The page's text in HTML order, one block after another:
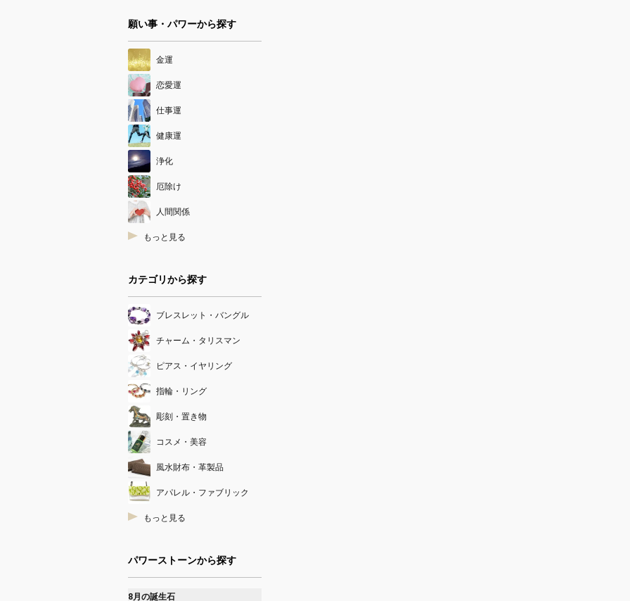
願い事・パワーから探す
金運
恋愛運
仕事運
健康運
浄化
厄除け
人間関係
もっと見る
カテゴリから探す
ブレスレット・バングル
チャーム・タリスマン
ピアス・イヤリング
指輪・リング
彫刻・置き物
コスメ・美容
風水財布・革製品
アパレル・ファブリック
もっと見る
パワーストーンから探す
8月の誕生石